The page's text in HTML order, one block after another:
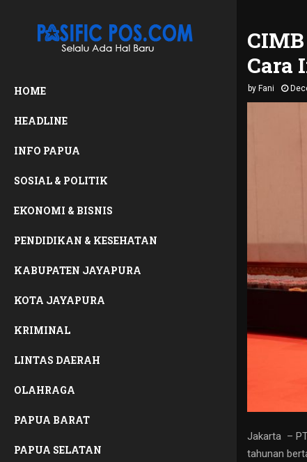
HOME
HEADLINE
INFO PAPUA
SOSIAL & POLITIK
EKONOMI & BISNIS
PENDIDIKAN & KESEHATAN
KABUPATEN JAYAPURA
KOTA JAYAPURA
KRIMINAL
LINTAS DAERAH
OLAHRAGA
PAPUA BARAT
PAPUA SELATAN
Cara
by Fani
Jakarta –
tahunan